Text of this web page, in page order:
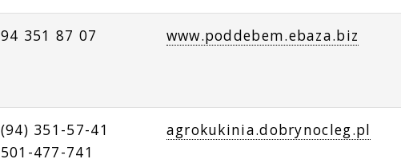
94 351 87 07 www.poddebem.ebaza.biz
(94) 351-57-41
501-477-741
agrokukinia.dobrynocleg.pl